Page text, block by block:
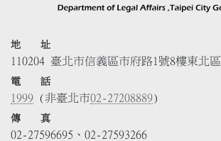
地 址
110204 臺北市信義區市府路1號8樓東北區
電 話
1999 (非臺北市02-27208889)
傳 真
02-27596695、02-27593266